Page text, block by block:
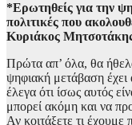
*Ερωτηθείς για την
πολιτικές που
Κυριάκος
Πρώτα απ’ όλα, θα
ψηφιακή μετάβαση έχει
έλεγα ότι ίσως αυτός
μπορεί ακόμη και να
Αν κοιτάξετε τι έχουμε